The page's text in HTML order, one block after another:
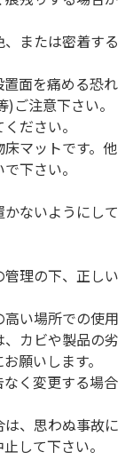
または密着する
置面を痛める恐れ
ご注意下さい。
ださい。
マットです。他
下さい。
ないようにして
管理の下、正しい
高い場所での使用
カビや製品の劣
願いします。
なく変更する場合
は、思わぬ事故に
して下さい。